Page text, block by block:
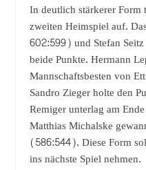
In deutlich stärkerer
zweiten Heimspiel auf.
602:599) und Stefan
beide Punkte. Hermann
Mannschaftsbesten von
Sandro Zieger holte den
Remiger unterlag am
Matthias Michalske
(586:544). Diese Form
ins nächste Spiel nehmen.